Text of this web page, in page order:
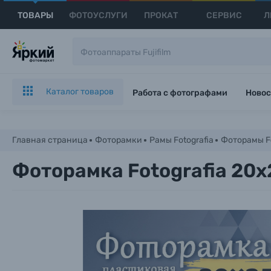
ТОВАРЫ ФОТОУСЛУГИ ПРОКАТ СЕРВИС
Каталог товаров Работа с фотографами
Главная страница Фоторамки Рамы Fotografia Фоторамы
Фоторамка Fotografia